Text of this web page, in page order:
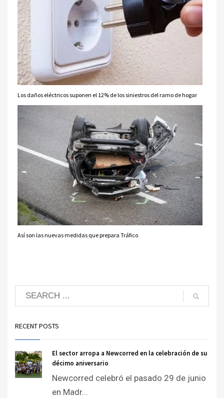
Los daños eléctricos suponen el 12% de los siniestros del ramo de hogar
Así son las nuevas medidas que prepara Tráfico
RECENT POSTS
El sector arropa a Newcorred en la celebración de su
décimo aniversario
Newcorred celebró el pasado 29 de junio
en Madr...